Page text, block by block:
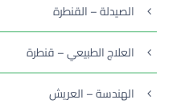
الصيدلة – القنطرة
العلاج الطبيعي – قنطرة
الهندسة – العريش